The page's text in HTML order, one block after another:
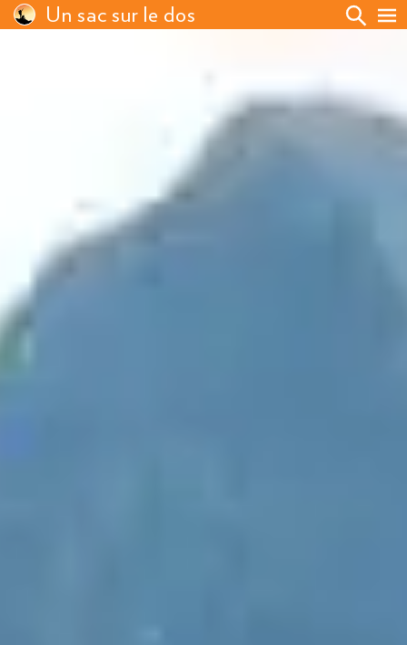
Un sac sur le dos